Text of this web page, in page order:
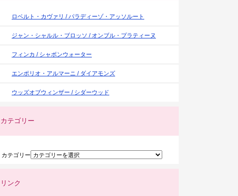
ロベルト・カヴァリ / パラディーゾ・アッソルート
ジャン・シャルル・ブロッソ / オンブル・プラティーヌ
フィンカ / シャボンウォーター
エンポリオ・アルマーニ / ダイアモンズ
ウッズオブウィンザー / シダーウッド
カテゴリー
カテゴリー
リンク